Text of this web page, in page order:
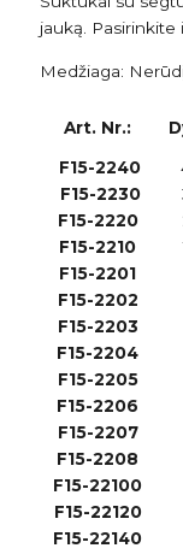
jauką. Pasirinkite
Medžiaga:
Art. Nr.:
F15-2240
F15-2230
F15-2220
F15-2210
F15-2201
F15-2202
F15-2203
F15-2204
F15-2205
F15-2206
F15-2207
F15-2208
F15-22100
F15-22120
F15-22140